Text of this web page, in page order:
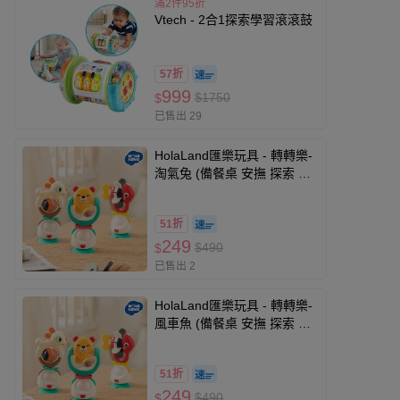
滿2件95折
Vtech - 2合1探索學習滾滾鼓
57折
$999 $1750
已售出 29
HolaLand匯樂玩具 - 轉轉樂-
淘氣兔 (備餐桌 安撫 探索 啟
51折
$249 $490
已售出 2
HolaLand匯樂玩具 - 轉轉樂-
風車魚 (備餐桌 安撫 探索 啟
51折